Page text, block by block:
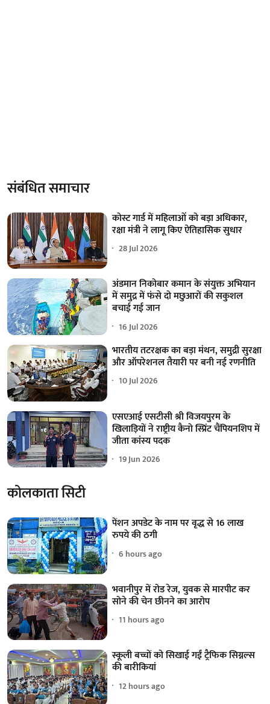
संबंधित समाचार
कोस्ट गार्ड में महिलाओं को बड़ा अधिकार,
रक्षा मंत्री ने लागू किए ऐतिहासिक सुधार
28 Jul 2026
अंडमान निकोबार कमान के संयुक्त अभियान
में समुद्र में फंसे दो मछुआरों की सकुशल
बचाई गई जान
16 Jul 2026
भारतीय तटरक्षक का बड़ा मंथन, समुद्री सुरक्षा
और ऑपरेशनल तैयारी पर बनी नई रणनीति
10 Jul 2026
एसएआई एसटीसी श्री विजयपुरम के
खिलाड़ियों ने राष्ट्रीय कैनो स्प्रिंट चैंपियनशिप में
जीता कांस्य पदक
19 Jun 2026
कोलकाता सिटी
पेंशन अपडेट के नाम पर वृद्ध से 16 लाख
रुपये की ठगी
6 hours ago
भवानीपुर में रोड रेज, युवक से मारपीट कर
सोने की चेन छीनने का आरोप
11 hours ago
स्कूली बच्चों को सिखाई गईं ट्रैफिक सिग्नल्स
की बारीकियां
12 hours ago